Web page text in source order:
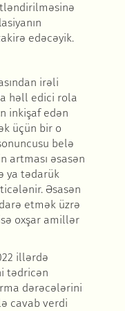
edəcəyik.
irəli
həll edici rola
inkişaf edən
üçün bir o
belə
artması əsasən
ya tədarük
Əsasən
etmək üzrə
oxşar amillər
illərdə
tədricən
dərəcələrini
cavab verdi